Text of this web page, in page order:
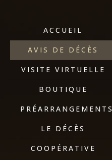
ACCUEIL
AVIS DE DÉCÈS
VISITE VIRTUELLE
BOUTIQUE
PRÉARRANGEMENTS
LE DÉCÈS
COOPÉRATIVE